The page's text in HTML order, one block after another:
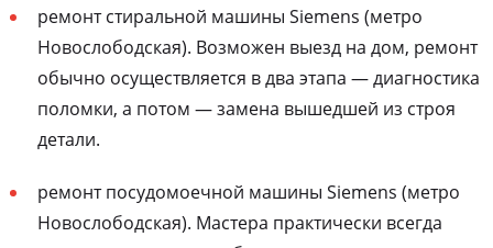
ремонт стиральной машины Siemens (метро
Новослободская). Возможен выезд на дом, ремонт
обычно осуществляется в два этапа — диагностика
поломки, а потом — замена вышедшей из строя
детали.
ремонт посудомоечной машины Siemens (метро
Новослободская). Мастера практически всегда